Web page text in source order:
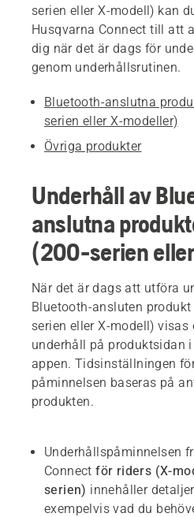
serien eller X-modell) kan
Husqvarna Connect till att
dig när det är dags för
genom underhållsrutinen.
Bluetooth-anslutna
serien eller X-modeller)
Övriga produkter
Underhåll av
anslutna
(200-serien
När det är dags att utföra
Bluetooth-ansluten produkt
serien eller X-modell) visas
underhåll på produktsidan
appen. Tidsinställningen
påminnelsen baseras på
produkten.
Underhållspåminnelsen
Connectför riders (X-
serien) innehåller
exempelvis vad du